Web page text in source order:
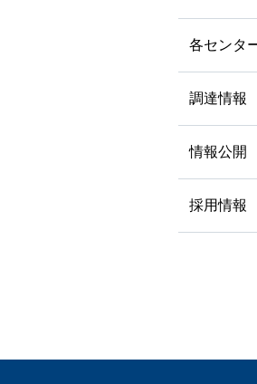
各センタ
調達情報
情報公開
採用情報